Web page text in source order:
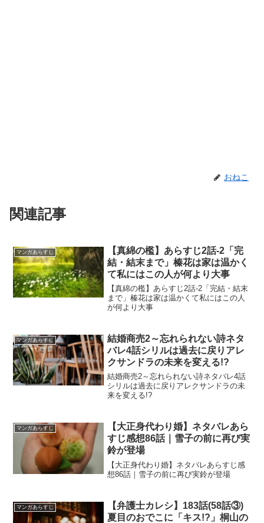
おねこ
関連記事
マンガあらすじ
【真綿の檻】あらすじ2話-2「完
結・結末まで」榛花は家は温かく
て私にはこの人が何より大事
【真綿の檻】あらすじ2話-2「完結・結末
まで」榛花は家は温かくて私にはこの人
が何より大事
マンガあらすじ
結婚商売2～忘れられない詩ネタ
バレ4話シリルは過去に戻りアレ
クサンドラの未来を変える!?
結婚商売2～忘れられない詩ネタバレ4話
シリルは過去に戻りアレクサンドラの未
来を変える!?
マンガあらすじ
【大正身代わり婚】ネタバレあら
すじ感想86話｜雪子の前に再び実
鈴が登場
【大正身代わり婚】ネタバレあらすじ感
想86話｜雪子の前に再び実鈴が登場
マンガあらすじ
【弁護士カレシ】183話(58話③)
夏目のおでこに「キス!?」桐山の